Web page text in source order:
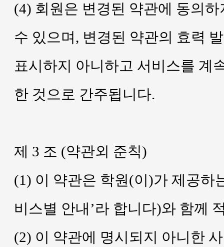
(4) 회원은 변경된 약관에 동의
수 있으며, 변경된 약관의 효력
표시하지 아니하고 서비스를 계
한 것으로 간주됩니다.
제 3 조 (약관외 준칙)
(1) 이 약관은 학원(이)가 제공하
비스별 안내’라 합니다)와 함께
(2) 이 약관에 명시되지 아니한